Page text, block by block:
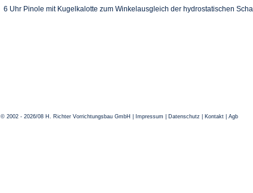
6 Uhr Pinole mit Kugelkalotte zum Winkelausgleich der hydrostatischen
© 2002 - 2026/08 H. Richter Vorrichtungsbau GmbH | Impressum Datenschutz Kontakt Agb